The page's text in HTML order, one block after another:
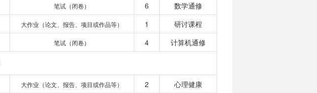
笔试（闭卷） 6
数学通修
大作业（论文、报告、项目或作品等） 1
研讨课程
笔试（闭卷） 4 计算机通修
大作业（论文、报告、项目或作品等） 2 心理健康